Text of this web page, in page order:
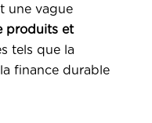
une vague
produits et
tels que la
finance durable